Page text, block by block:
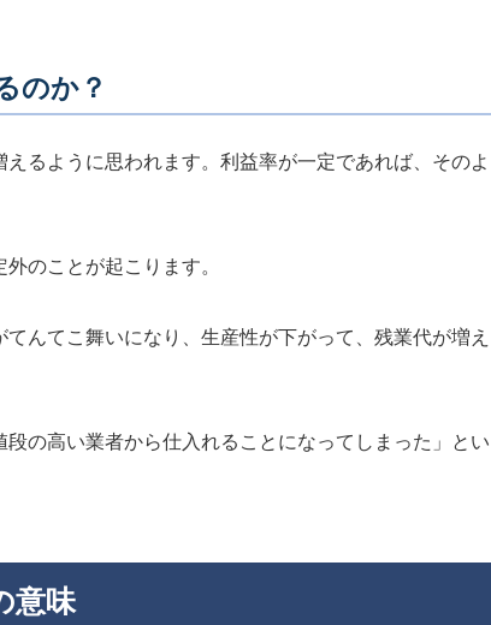
のか？
るように思われます。利益率が一定であれば、そのよ
のことが起こります。
んてこ舞いになり、生産性が下がって、残業代が増え
の高い業者から仕入れることになってしまった」とい
意味